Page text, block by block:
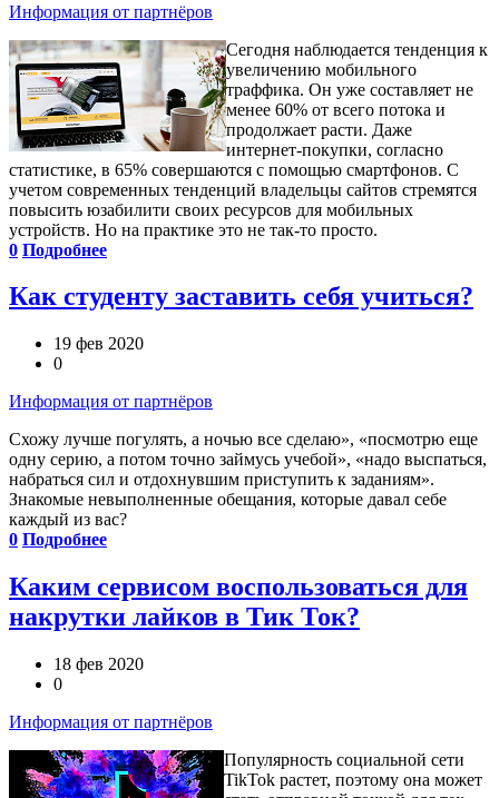
Информация от партнёров
Сегодня наблюдается тенденция к
увеличению мобильного
траффика. Он уже составляет не
менее 60% от всего потока и
продолжает расти. Даже
интернет-покупки, согласно
статистике, в 65% совершаются с помощью смартфонов. С
учетом современных тенденций владельцы сайтов стремятся
повысить юзабилити своих ресурсов для мобильных
устройств. Но на практике это не так-то просто.
0 Подробнее
Как студенту заставить себя учиться?
19 фев 2020
0
Информация от партнёров
Схожу лучше погулять, а ночью все сделаю», «посмотрю еще
одну серию, а потом точно займусь учебой», «надо выспаться,
набраться сил и отдохнувшим приступить к заданиям».
Знакомые невыполненные обещания, которые давал себе
каждый из вас?
0 Подробнее
Каким сервисом воспользоваться для
накрутки лайков в Тик Ток?
18 фев 2020
0
Информация от партнёров
Популярность социальной сети
TikTok растет, поэтому она может